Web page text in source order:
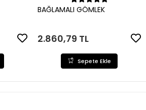
Sepete Ekle
BAĞLAMALI GÖMLEK
2.860,79 TL
Sepete Ekle